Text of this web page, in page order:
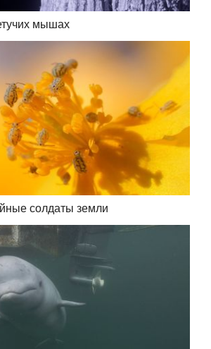
мышах
солдаты земли